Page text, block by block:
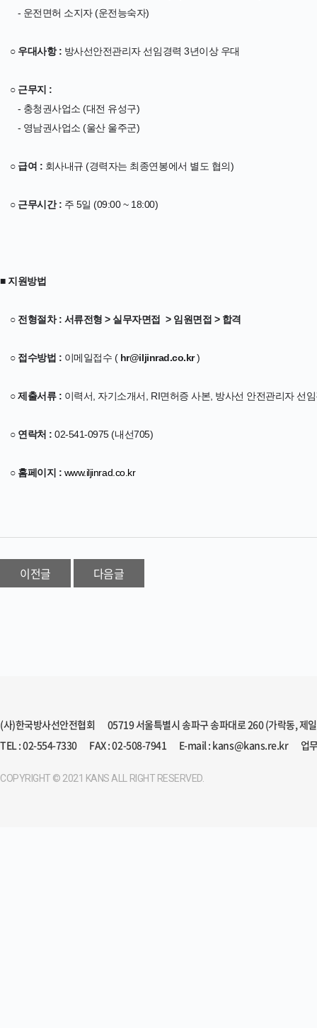
- 운전면허 소지자 (운전능숙자)
○ 우대사항 : 방사선안전관리자 선임경력 3년이상 우대
○ 근무지 :
- 충청권사업소 (대전 유성구)
- 영남권사업소 (울산 울주군)
○ 급여 : 회사내규 (경력자는 최종연봉에서 별도 협의)
○ 근무시간 : 주 5일 (09:00 ~ 18:00)
■ 지원방법
○ 전형절차 : 서류전형 > 실무자면접 > 임원면접 > 합격
○ 접수방법 : 이메일접수 ( hr@iljinrad.co.kr)
○ 제출서류 : 이력서, 자기소개서, RI면허증 사본, 방사선 안전관리자 선
○ 연락처 : 02-541-0975 (내선705)
○ 홈페이지 : www.iljinrad.co.kr
이전글 다음글
(사)한국방사선안전협회
05719 서울특별시 송파구 송파대로 260 (가락동, 제
TEL : 02-554-7330
FAX : 02-508-7941 E-mail : kans@kans.re.kr 업
COPYRIGHT © 2021 KANS ALL RIGHT RESERVED.